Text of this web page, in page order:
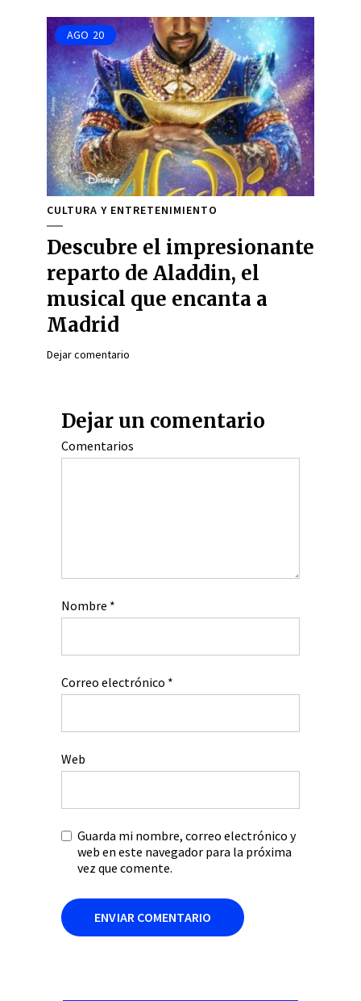
AGO 20
CULTURA Y ENTRETENIMIENTO
Descubre el impresionante
reparto de Aladdin, el
musical que encanta a
Madrid
Dejar comentario
Dejar un comentario
Comentarios
Nombre *
Correo electrónico *
Web
Guarda mi nombre, correo electrónico y
web en este navegador para la próxima
vez que comente.